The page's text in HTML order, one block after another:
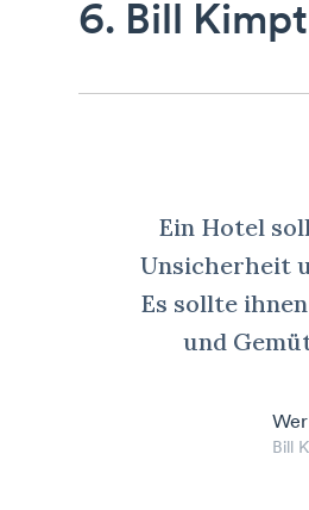
6. Bill
Ein Hotel
Unsicherheit
Es sollte
und
Bill